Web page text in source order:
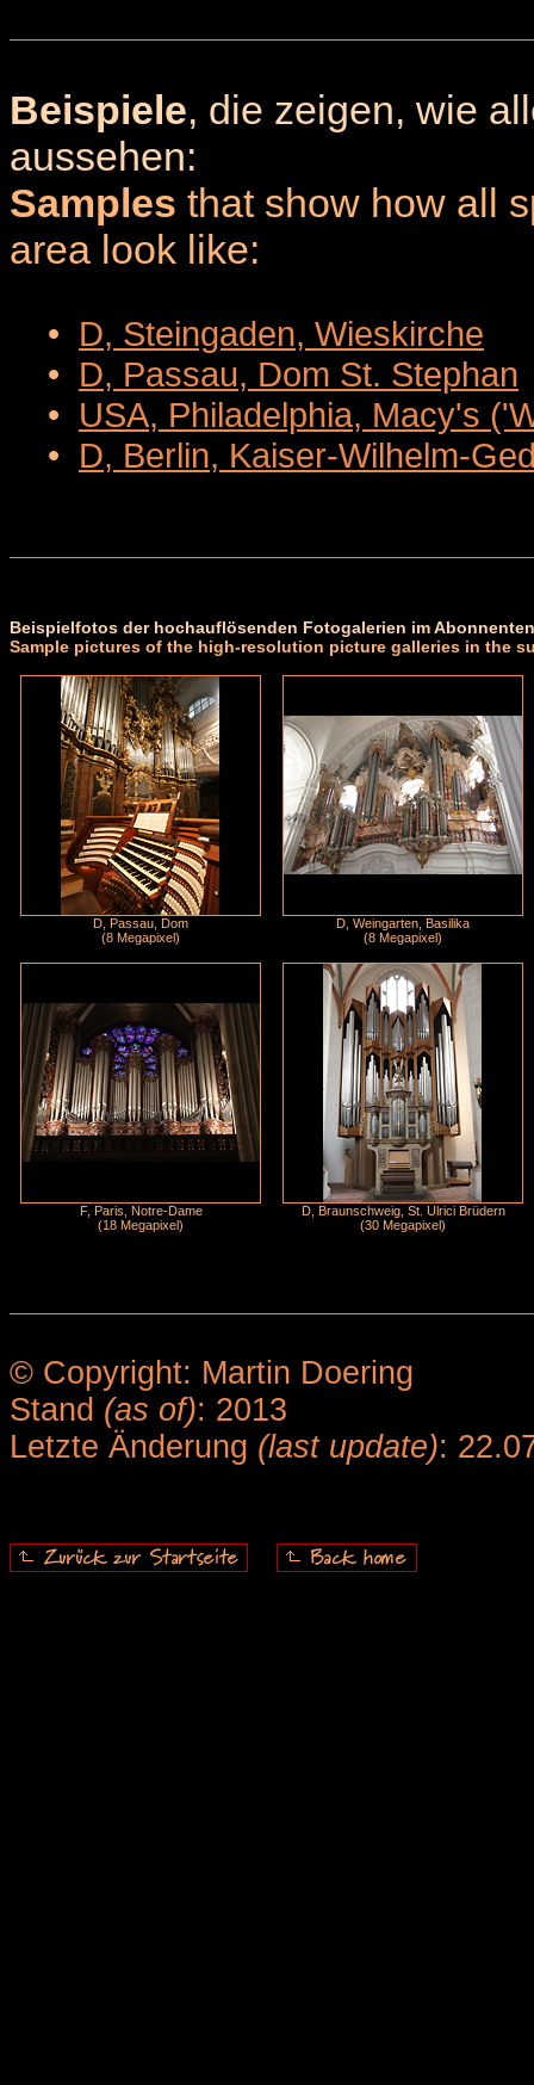
Beispiele, die zeigen, wie
aussehen:
Samples that show how all
area look like:
• D, Steingaden, Wieskirche
• D, Passau, Dom St. Stephan
• USA, Philadelphia, Macy's
• D, Berlin, Kaiser-Wilhelm-
Beispielfotos der hochauflösenden Fotogalerien im
Sample pictures of the high-resolution picture galleries in the
D, Passau, Dom
(8 Megapixel)
D, Weingarten, Basilika
(8 Megapixel)
F, Paris, Notre-Dame
(18 Megapixel)
D, Braunschweig, St. Ulrici Brüdern
(30 Megapixel)
© Copyright: Martin Doering
Stand (as of): 2013
Letzte Änderung (last update):